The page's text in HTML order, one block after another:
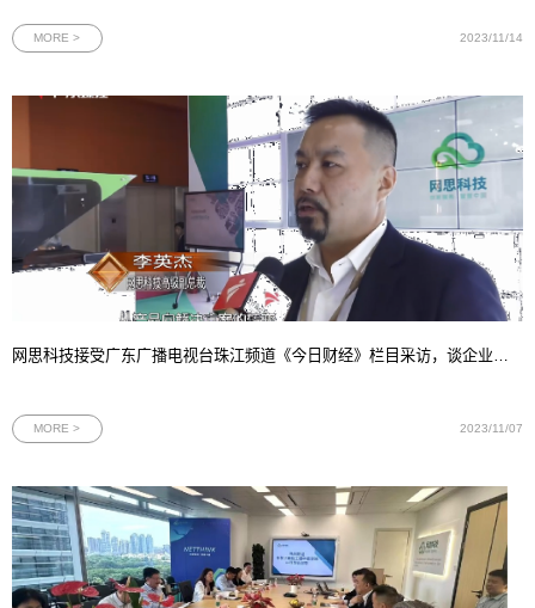
架构师大会是由IT168、ChinaUnix和ITPUB联合主办，以“数字转型 架构演进”为
MORE > 2023/11/14
MORE > 2023/11/07